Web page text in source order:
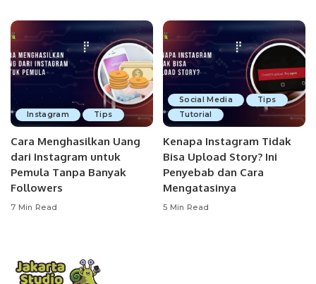
Instagram Tips
Cara Menghasilkan Uang
dari Instagram untuk
Pemula Tanpa Banyak
Followers
7 Min Read
Social Media
Tips
Tutorial
Kenapa Instagram Tidak
Bisa Upload Story? Ini
Penyebab dan Cara
Mengatasinya
5 Min Read